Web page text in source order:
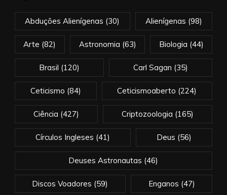
Abduções Alienígenas (30) Alienígenas (98)
Arte (82) Astronomia (63) Biologia (44)
Brasil (120) Carl Sagan (35)
Ceticismo (84) Ceticismoaberto (224)
Ciência (427) Criptozoologia (165)
Círculos Ingleses (41) Deus (56)
Deuses Astronautas (46)
Discos Voadores (59) Enganos (47)